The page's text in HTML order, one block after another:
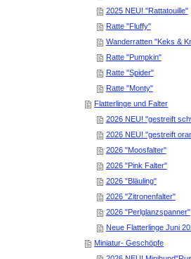
2025 NEU! "Rattatouille"
Ratte "Fluffy"
Wanderratten "Keks &
Ratte "Pumpkin"
Ratte "Spider"
Ratte "Monty"
Flatterlinge und Falter
2026 NEU! "gestreift
2026 NEU! "gestreift
2026 "Moosfalter"
2026 "Pink Falter"
2026 "Bläuling"
2026 "Zitronenfalter"
2026 "Perlglanzspanner"
Neue Flatterlinge Juni
Miniatur- Geschöpfe